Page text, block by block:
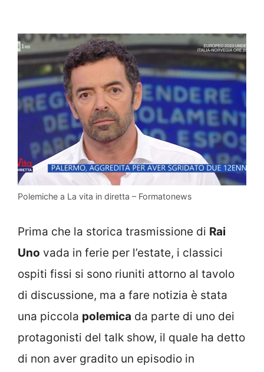
Polemiche a La vita in diretta – Formatonews
Prima che la storica trasmissione di Rai
Uno vada in ferie per l’estate, i classici
ospiti fissi si sono riuniti attorno al tavolo
di discussione, ma a fare notizia è stata
una piccola polemica da parte di uno dei
protagonisti del talk show, il quale ha detto
di non aver gradito un episodio in